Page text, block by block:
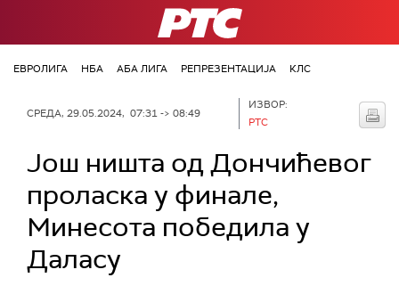
РТС
ЕВРОЛИГА НБА АБА ЛИГА РЕПРЕЗЕНТАЦИЈА КЛС
СРЕДА, 29.05.2024, 07:31 -> 08:49
ИЗВОР:
РТС
Још ништа од Дончићевог
проласка у финале,
Минесота победила у
Даласу